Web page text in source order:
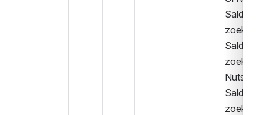
Saldover
zoek
Saldover
zoek
Nuts
Saldover
zoek